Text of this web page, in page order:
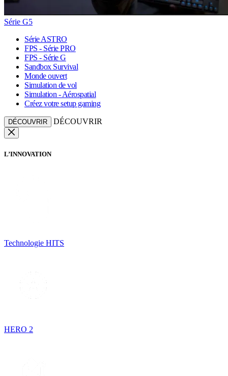
Série G5
Série ASTRO
FPS - Série PRO
FPS - Série G
Sandbox Survival
Monde ouvert
Simulation de vol
Simulation - Aérospatial
Créez votre setup gaming
DÉCOUVRIR DÉCOUVRIR
L’INNOVATION
Technologie HITS
HERO 2